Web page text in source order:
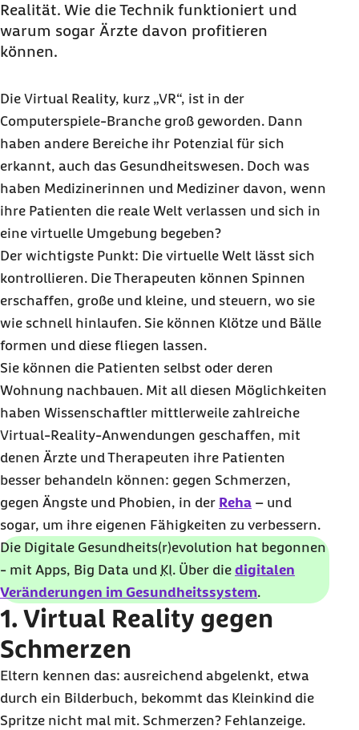
Realität. Wie die Technik funktioniert und
warum sogar Ärzte davon profitieren
können.
Die Virtual Reality, kurz „VR“, ist in der
Computerspiele-Branche groß geworden. Dann
haben andere Bereiche ihr Potenzial für sich
erkannt, auch das Gesundheitswesen. Doch was
haben Medizinerinnen und Mediziner davon, wenn
ihre Patienten die reale Welt verlassen und sich in
eine virtuelle Umgebung begeben?
Der wichtigste Punkt: Die virtuelle Welt lässt sich
kontrollieren. Die Therapeuten können Spinnen
erschaffen, große und kleine, und steuern, wo sie
wie schnell hinlaufen. Sie können Klötze und Bälle
formen und diese fliegen lassen.
Sie können die Patienten selbst oder deren
Wohnung nachbauen. Mit all diesen Möglichkeiten
haben Wissenschaftler mittlerweile zahlreiche
Virtual-Reality-Anwendungen geschaffen, mit
denen Ärzte und Therapeuten ihre Patienten
besser behandeln können: gegen Schmerzen,
gegen Ängste und Phobien, in der Reha – und
sogar, um ihre eigenen Fähigkeiten zu verbessern.
Die Digitale Gesundheits(r)evolution hat begonnen
- mit Apps, Big Data und KI. Über die digitalen
Veränderungen im Gesundheitssystem.
1. Virtual Reality gegen
Schmerzen
Eltern kennen das: ausreichend abgelenkt, etwa
durch ein Bilderbuch, bekommt das Kleinkind die
Spritze nicht mal mit. Schmerzen? Fehlanzeige.